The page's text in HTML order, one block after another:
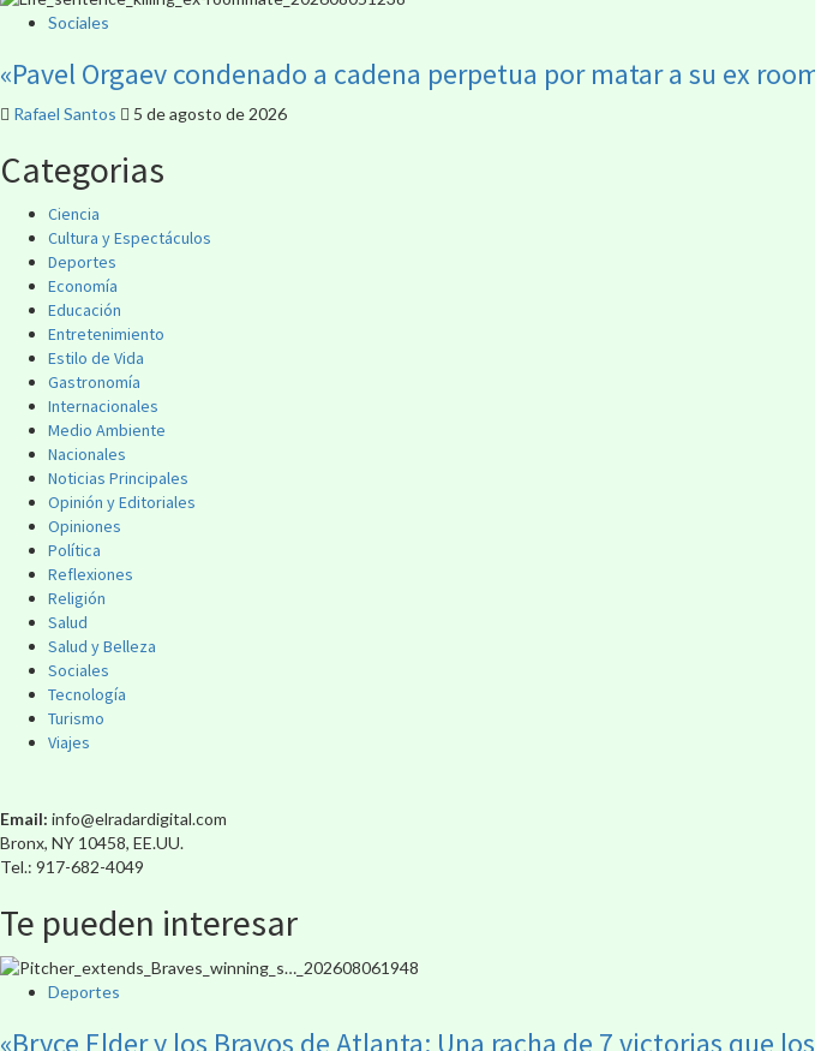
Sociales
«Pavel Orgaev condenado a cadena perpetua por matar a su ex
Rafael Santos 5 de agosto de 2026
Categorias
Ciencia
Cultura y Espectáculos
Deportes
Economía
Educación
Entretenimiento
Estilo de Vida
Gastronomía
Internacionales
Medio Ambiente
Nacionales
Noticias Principales
Opinión y Editoriales
Opiniones
Política
Reflexiones
Religión
Salud
Salud y Belleza
Sociales
Tecnología
Turismo
Viajes
Email: info@elradardigital.com
Bronx, NY 10458, EE.UU.
Tel.: 917-682-4049
Te pueden interesar
Deportes
«Bryce Elder y los Bravos de Atlanta: Una racha de 7 victorias que